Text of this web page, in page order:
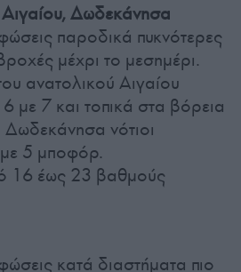
Δωδεκάνησα
παροδικά πυκνότερες
μέχρι το μεσημέρι.
ανατολικού Αιγαίου
6 με 7 και τοπικά στα βόρεια
νότιοι
με 5 μποφόρ.
16 έως 23 βαθμούς
κατά διαστήματα πιο